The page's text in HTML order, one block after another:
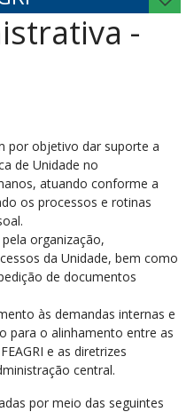
-
por objetivo dar suporte a
de Unidade no
atuando conforme a
os processos e rotinas
organização,
da Unidade, bem como
de documentos
às demandas internas e
para o alinhamento entre as
e as diretrizes
central.
por meio das seguintes